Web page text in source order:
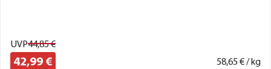
UVP44,85€
42,99 € 58,65€ / kg